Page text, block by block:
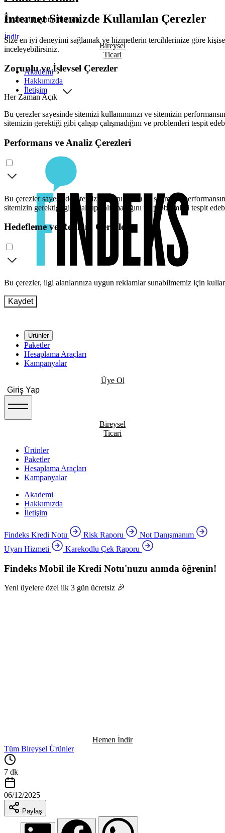
İnternet Sitemizde Kullanılan Çerezler
Size en iyi deneyimi sağlamak ve hizmetlerin tercihlerinize göre
inceleyebilirsiniz.
Zorunlu ve İşlevsel Çerezler
Her Zaman Açık
Bu çerezler sayesinde sitemizi kullanımınızı ve sitemizin
sitemizin gerektiği gibi çalışıp çalışmadığını ve problemleri tespit
Performans ve Analiz Çerezleri
Bu çerezler sayesinde sitemizi kullanımınızı ve sitemizin
sitemizin gerektiği gibi çalışıp çalışmadığını ve problemleri tespit
Hedefleme ve Reklam Çerezleri
Bu çerezler, ilgi alanlarınıza uygun reklamlar sunabilmemiz için
Kaydet
Finansal hayatın burada!
İndir
Bireysel
Ticari
Akademi
Hakkımızda
İletişim
Ürünler
Paketler
Hesaplama Araçları
Kampanyalar
Üye Ol
Giriş Yap
Bireysel
Ticari
Ürünler
Paketler
Hesaplama Araçları
Kampanyalar
Akademi
Hakkımızda
İletişim
Findeks Kredi Notu Risk Raporu
Not Danışmanım
Uyarı Hizmeti
Karekodlu Çek Raporu
Findeks Mobil ile Kredi Notu'nuzu anında öğrenin!
Yeni üyelere özel ilk 3 gün ücretsiz 🎉
Hemen İndir
Tüm Bireysel Ürünler
7 dk
06/12/2025
Paylaş